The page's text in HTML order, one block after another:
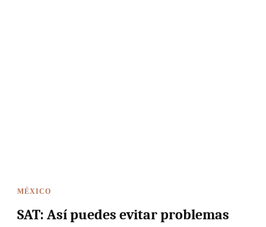
MÉXICO
SAT: Así puedes evitar problemas